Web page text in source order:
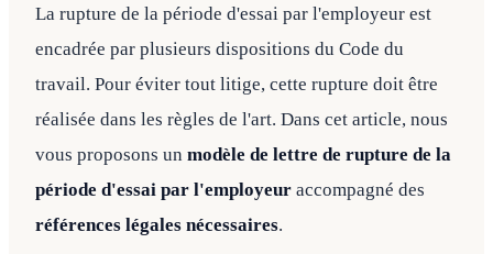
La rupture de la période d'essai par l'employeur est
encadrée par plusieurs dispositions du Code du
travail. Pour éviter tout litige, cette rupture doit être
réalisée dans les règles de l'art. Dans cet article, nous
vous proposons un modèle de lettre de rupture de la
période d'essai par l'employeur accompagné des
références légales nécessaires.